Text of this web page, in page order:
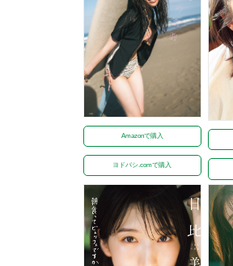
Amazonで購入
ヨドバシ.comで購入